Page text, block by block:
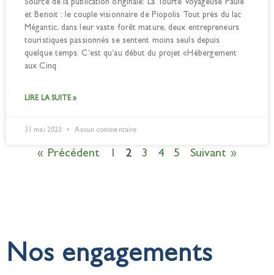
Source de la publication originale: La Tourte Voyageuse Paule
et Benoit : le couple visionnaire de Piopolis Tout près du lac
Mégantic, dans leur vaste forêt mature, deux entrepreneurs
touristiques passionnés se sentent moins seuls depuis
quelque temps. C’est qu’au début du projet «Hébergement
aux Cinq
LIRE LA SUITE »
31 mai 2023 Aucun commentaire
« Précédent 1 2 3 4 5 Suivant »
Nos engagements